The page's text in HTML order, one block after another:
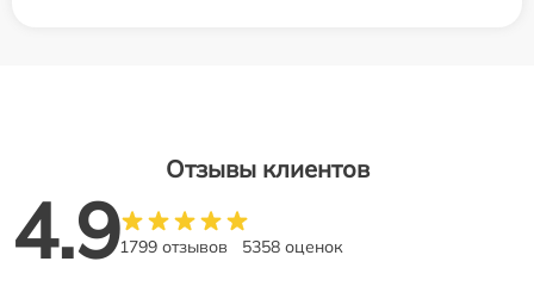
Отзывы клиентов
4.91799 отзывов 5358 оценок